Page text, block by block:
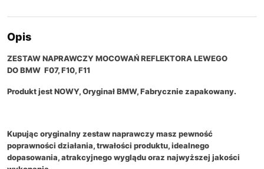
Opis
ZESTAW NAPRAWCZY MOCOWAŃ REFLEKTORA LEWEGO
DO BMW F07, F10, F11
Produkt jest NOWY, Oryginał BMW, Fabrycznie zapakowany.
Kupując oryginalny zestaw naprawczy masz pewność
poprawności działania, trwałości produktu, idealnego
dopasowania, atrakcyjnego wyglądu oraz najwyższej jakości